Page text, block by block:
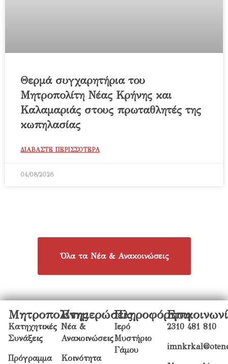
Θερμά συγχαρητήρια του
Μητροπολίτη Νέας Κρήνης και
Καλαμαριάς στους πρωταθλητές της
κωπηλασίας
ΔΙΑΒΑΣΤΕ ΠΕΡΙΣΣΟΤΕΡΑ
04/08/2026
Όλα τα Νέα & Ανακοινώσεις
Μητροπολίτης
Κατηχητικές
Συνάξεις
Πρόγραμμα
Ενημερώσεις
Νέα &
Ανακοινώσεις
Κοινότητα
Πληροφόρηση
Ιερό
Μυστήριο
Γάμου
2310 481 810